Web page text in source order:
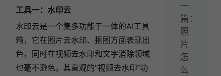
工具一：水印云
水印云是一个集多功能于一体的AI工具
箱，它在图片去水印、抠图方面表现出
色，同时在视频去水印和文字消除领域
也毫不逊色。其直观的“视频去水印”功
一
篇：
照
片
怎
么